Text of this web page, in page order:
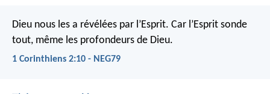
Dieu nous les a révélées par l’Esprit. Car l’Esprit sonde
tout, même les profondeurs de Dieu.
1 Corinthiens 2:10 - NEG79